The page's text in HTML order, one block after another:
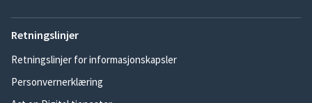
Retningslinjer
Retningslinjer for informasjonskapsler
Personvernerklæring